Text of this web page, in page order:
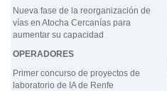
Nueva fase de la reorganización de
vías en Atocha Cercanías para
aumentar su capacidad
OPERADORES
Primer concurso de proyectos de
laboratorio de IA de Renfe